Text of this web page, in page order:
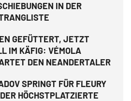
IN DER
GEFÜTTERT, JETZT
IM KÄFIG: VÉMOLA
DEN NEANDERTALER
SPRINGT FÜR FLEURY
HÖCHSTPLATZIERTE